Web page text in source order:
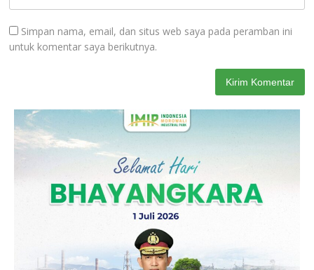
Simpan nama, email, dan situs web saya pada peramban ini
untuk komentar saya berikutnya.